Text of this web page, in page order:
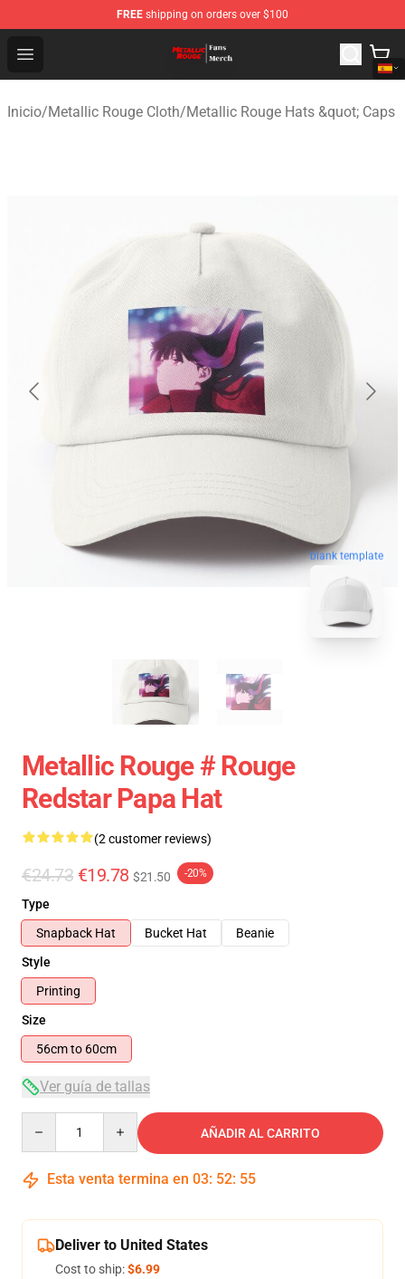
FREE shipping on orders over $100
Open menu
Metallic Rouge Store - Official Metallic Rouge
Inicio/Metallic Rouge Cloth/Metallic Rouge Hats &quot; Caps
blank template
Metallic Rouge # Rouge
Redstar Papa Hat
(2 customer reviews)
€24.73 €19.78 $21.50 -20%
Type
Snapback Hat
Bucket Hat
Beanie
Style
Printing
Size
56cm to 60cm
Ver guía de tallas
AÑADIR AL CARRITO
Esta venta termina en 03: 52: 54
Deliver to United States
Cost to ship:$6.99